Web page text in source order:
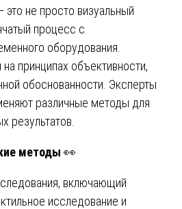
это не просто визуальный
процесс с
оборудования.
принципах объективности,
обоснованности. Эксперты
различные методы для
результатов.
методы 👀
включающий
исследование и